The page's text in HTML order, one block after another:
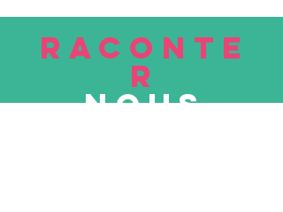
RACONTE
R
nous